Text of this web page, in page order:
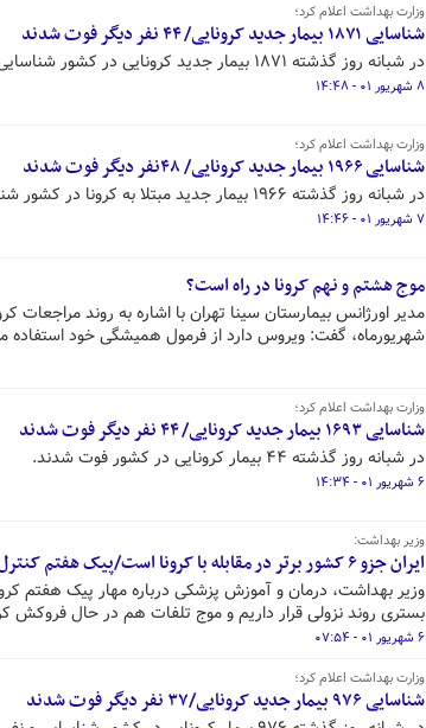
وزارت بهداشت اعلام کرد؛
شناسایی ۱۸۷۱ بیمار جدید کرونایی/ ۴۴ نفر دیگر فوت شدند
در شبانه روز گذشته ۱۸۷۱ بیمار جدید کرونایی در کشور شناسایی شد.
۸ شهریور ۰۱ - ۱۴:۴۸
وزارت بهداشت اعلام کرد؛
شناسایی ۱۹۶۶ بیمار جدید کرونایی/ ۴۸نفر دیگر فوت شدند
در شبانه روز گذشته ۱۹۶۶ بیمار جدید مبتلا به کرونا در کشور شناسایی شد.
۷ شهریور ۰۱ - ۱۴:۴۶
موج هشتم و نهم کرونا در راه است؟
مدیر اورژانس بیمارستان سینا تهران با اشاره به روند مراجعات
شهریورماه، گفت: ویروس دارد از فرمول همیشگی خود استفاده
وزارت بهداشت اعلام کرد؛
شناسایی ۱۶۹۳ بیمار جدید کرونایی/ ۴۴ نفر دیگر فوت شدند
در شبانه روز گذشته ۴۴ بیمار کرونایی در کشور فوت شدند.
۶ شهریور ۰۱ - ۱۴:۳۴
وزیر بهداشت:
ایران جزو ۶ کشور برتر در مقابله با کرونا است/پیک هفتم کنترل شد
وزیر بهداشت، درمان و آموزش پزشکی درباره مهار پیک هفتم
بستری روند نزولی قرار داریم و موج تلفات هم در حال فروکش
۶ شهریور ۰۱ - ۰۷:۵۴
وزارت بهداشت اعلام کرد؛
شناسایی ۹۷۶ بیمار جدید کرونایی/۳۷ نفر دیگر فوت شدند